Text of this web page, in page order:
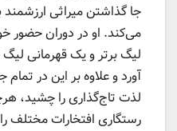
جا گذاشتن میراثی
می‌کند. او در دوران حضور
لیگ برتر و یک قهرمانی لیگ
آورد و علاوه بر این در
لذت تاج‌گذاری را چشید،
رستگاری افتخارات مختلف